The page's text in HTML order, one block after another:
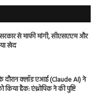
सरकार से माफी मांगी, सीएसएएम और
खेद
के दौरान क्लॉड एआई (Claude AI) ने
हैक: एंथ्रोपिक ने की पुष्टि